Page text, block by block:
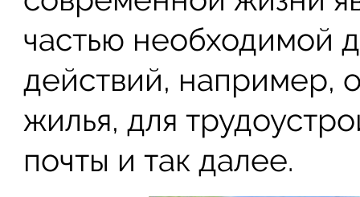
частью необходимой
действий, например,
жилья, для
почты и так далее.